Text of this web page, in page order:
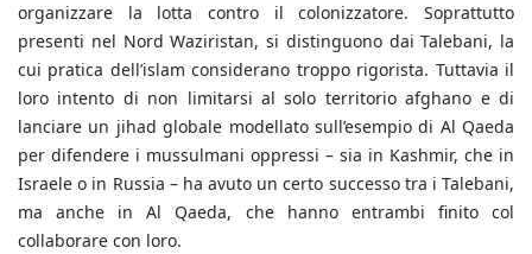
organizzare la lotta contro il colonizzatore. Soprattutto
presenti nel Nord Waziristan, si distinguono dai Talebani, la
cui pratica dell’islam considerano troppo rigorista. Tuttavia il
loro intento di non limitarsi al solo territorio afghano e di
lanciare un jihad globale modellato sull’esempio di Al Qaeda
per difendere i mussulmani oppressi – sia in Kashmir, che in
Israele o in Russia – ha avuto un certo successo tra i Talebani,
ma anche in Al Qaeda, che hanno entrambi finito col
collaborare con loro.